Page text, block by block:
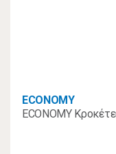
ECONOMY
ECONOMY